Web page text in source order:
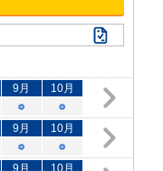
9月 10月
○ ○
9月 10月
○ ○
9月 10月